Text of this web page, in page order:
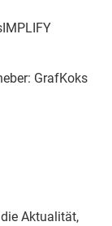
GrafKoks
Aktualität,